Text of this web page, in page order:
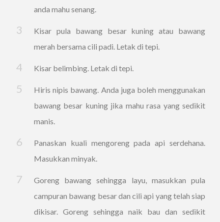
anda mahu senang.
Kisar pula bawang besar kuning atau bawang
merah bersama cili padi. Letak di tepi.
Kisar belimbing. Letak di tepi.
Hiris nipis bawang. Anda juga boleh menggunakan
bawang besar kuning jika mahu rasa yang sedikit
manis.
Panaskan kuali mengoreng pada api serdehana.
Masukkan minyak.
Goreng bawang sehingga layu, masukkan pula
campuran bawang besar dan cili api yang telah siap
dikisar. Goreng sehingga naik bau dan sedikit